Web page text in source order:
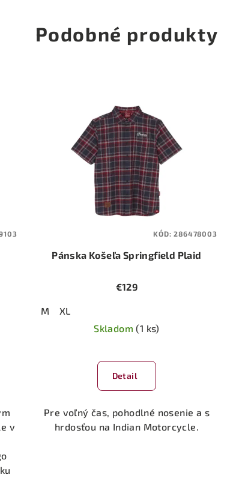
Podobné produkty
v
Pánska Košeľa Springfield Plaid
€129
M
XL
Skladom(1 ks)
hodnotenie
produktu
je
5,0
z
Detail
Pre voľný čas, pohodlné nosenie a s
hrdosťou na Indian Motorcycle.
KÓD:286478003